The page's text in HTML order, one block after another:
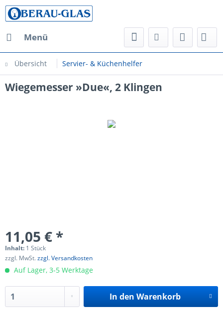
Menü
Übersicht Servier- & Küchenhelfer
Wiegemesser »Due«, 2 Klingen
11,05 € *
Inhalt: 1 Stück
zzgl. MwSt.zzgl. Versandkosten
Auf Lager, 3-5 Werktage
In den Warenkorb